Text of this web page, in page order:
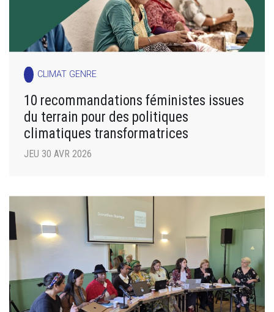
CLIMAT GENRE
10 recommandations féministes issues
du terrain pour des politiques
climatiques transformatrices
JEU 30 AVR 2026